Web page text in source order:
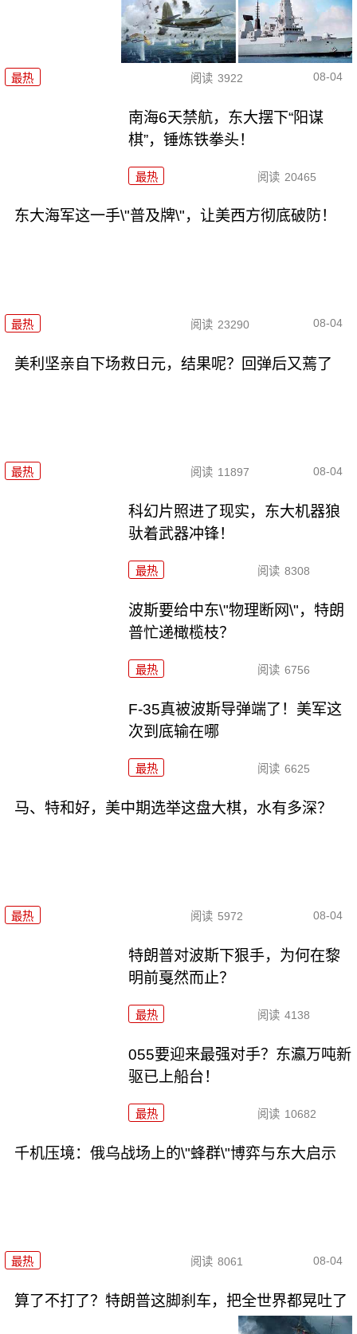
最热 阅读 3922 08-04
南海6天禁航，东大摆下“阳谋
棋”，锤炼铁拳头！
最热 阅读 20465
东大海军这一手\"普及牌\"，让美西方彻底破防！
最热 阅读 23290 08-04
美利坚亲自下场救日元，结果呢？回弹后又蔫了
最热 阅读 11897 08-04
科幻片照进了现实，东大机器狼
驮着武器冲锋！
最热 阅读 8308
波斯要给中东\"物理断网\"，特朗
普忙递橄榄枝？
最热 阅读 6756
F-35真被波斯导弹端了！美军这
次到底输在哪
最热 阅读 6625
马、特和好，美中期选举这盘大棋，水有多深？
最热 阅读 5972 08-04
特朗普对波斯下狠手，为何在黎
明前戛然而止？
最热 阅读 4138
055要迎来最强对手？东瀛万吨新
驱已上船台！
最热 阅读 10682
千机压境：俄乌战场上的\"蜂群\"博弈与东大启示
最热 阅读 8061 08-04
算了不打了？特朗普这脚刹车，把全世界都晃吐了